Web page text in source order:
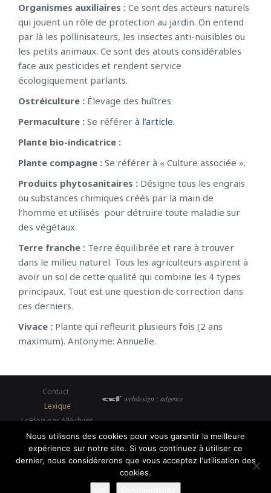
Organismes auxiliaires : Ce sont des acteurs naturels
qui jouent un rôle de protection au jardin. On entend
par là les pollinisateurs, les insectes anti-nuisibles ou
les petits animaux. Ce sont des atouts considérables
face aux pesticides et rendent service
écologiquement parlants.
Ostréiculture : Élevage des huîtres
Permaculture : Se référer à l’article.
Plante bio-indicatrice :
Plante compagne : Se référer à « Culture associée ».
Produits phytosanitaires : Désigne tous les engrais
ou substances chimiques créés par la main de
l’homme et utilisés pour détruire toute maladie sur
des végétaux.
Terre franche : Terre équilibrée et rare à trouver
dans le milieu naturel. Tous les agriculteurs aspirent à
avoir un sol de cette qualité qui combine les 4 types
principaux. Tout est une question de correction dans
ces derniers.
Vivace : Plante qui refleurit plusieurs fois (2 ans
maximum). Antonyme: Annuelle.
Contact
Lexique
LeBlog par Alléchant
Mentions légales
Crédits Photo
Politique de confidentialité
webdesign : adgence
Nous utilisons des cookies pour vous garantir la meilleure
expérience sur notre site. Si vous continuez à utiliser ce
dernier, nous considérerons que vous acceptez l'utilisation des
cookies.